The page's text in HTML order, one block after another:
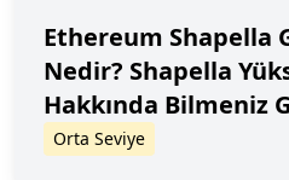
Ethereum Shapella
Nedir? Shapella
Hakkında Bilmeniz
Orta Seviye